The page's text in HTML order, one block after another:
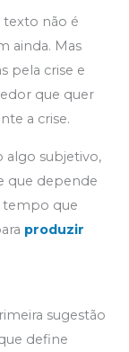
texto não é
ainda. Mas
pela crise e
que quer
a crise.
algo subjetivo,
que depende
tempo que
produzir
sugestão
define